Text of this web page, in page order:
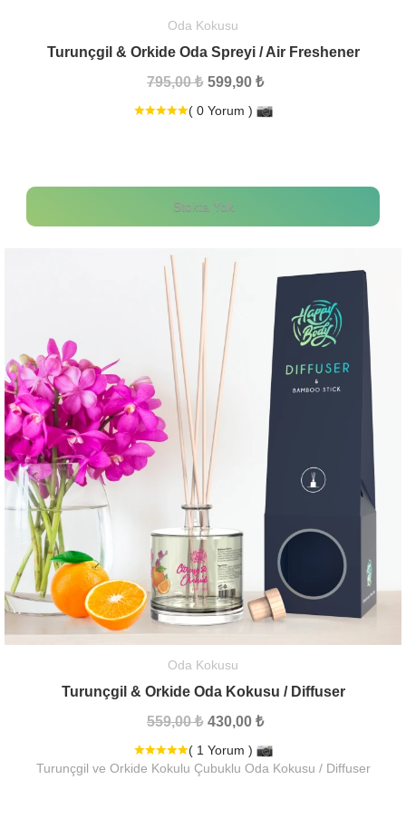
Oda Kokusu
Turunçgil & Orkide Oda Spreyi / Air Freshener
795,00 ₺ 599,90 ₺
( 0 Yorum )
Stokta Yok
Oda Kokusu
Turunçgil & Orkide Oda Kokusu / Diffuser
559,00 ₺ 430,00 ₺
( 1 Yorum )
Turunçgil ve Orkide Kokulu Çubuklu Oda Kokusu / Diffuser